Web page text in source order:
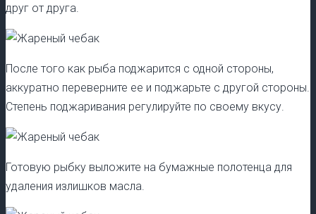
друг от друга.
После того как рыба поджарится с одной стороны,
аккуратно переверните ее и поджарьте с другой стороны.
Степень поджаривания регулируйте по своему вкусу.
Готовую рыбку выложите на бумажные полотенца для
удаления излишков масла.